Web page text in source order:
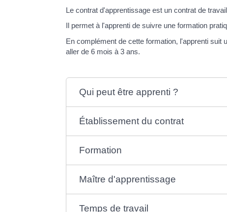
Le contrat d'apprentissage est un contrat de
Il permet à l'apprenti de suivre une formation
En complément de cette formation, l'apprenti suit
aller de 6 mois à 3 ans.
Qui peut être apprenti ?
Établissement du contrat
Formation
Maître d'apprentissage
Temps de travail